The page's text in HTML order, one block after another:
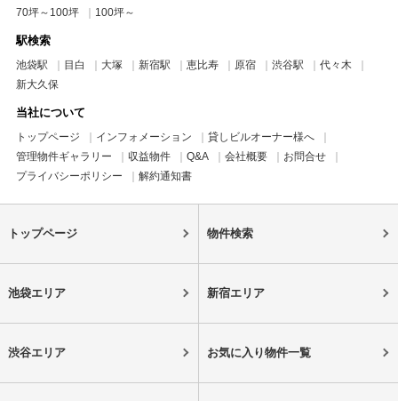
70坪～100坪
100坪～
駅検索
池袋駅 目白 大塚 新宿駅 恵比寿 原宿 渋谷駅
代々木
新大久保
当社について
トップページ インフォメーション
貸しビルオーナー様へ
管理物件ギャラリー
収益物件 Q&A 会社概要
お問合せ
プライバシーポリシー
解約通知書
トップページ 物件検索
池袋エリア 新宿エリア
渋谷エリア お気に入り物件一覧